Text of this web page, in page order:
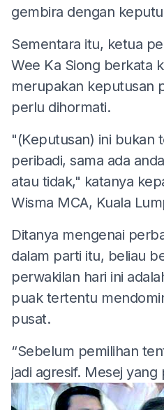
gembira dengan
Sementara itu, ketua
Wee Ka Siong berkata
merupakan keputusan
perlu dihormati.
"(Keputusan) ini bukan
peribadi, sama ada
atau tidak," katanya
Wisma MCA, Kuala
Ditanya mengenai
dalam parti itu, beliau
perwakilan hari ini
puak tertentu
pusat.
“Sebelum pemilihan
jadi agresif. Mesej yang